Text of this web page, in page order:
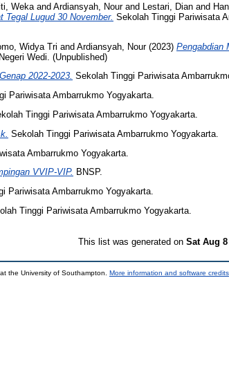
Weka and Ardiansyah, Nourand Lestari, Dian and
Tegal Lugud 30 November. Sekolah Tinggi Pariwisata
Widya Tri and Ardiansyah, Nour(2023) Pengabdian
Wedi. (Unpublished)
2022-2023. Sekolah Tinggi Pariwisata
Pariwisata Ambarrukmo Yogyakarta.
Tinggi Pariwisata Ambarrukmo Yogyakarta.
Sekolah Tinggi Pariwisata Ambarrukmo Yogyakarta.
Ambarrukmo Yogyakarta.
VVIP-VIP. BNSP.
Pariwisata Ambarrukmo Yogyakarta.
Tinggi Pariwisata Ambarrukmo Yogyakarta.
This list was generated on Sat Aug 8
at the University of Southampton. More information and software credits